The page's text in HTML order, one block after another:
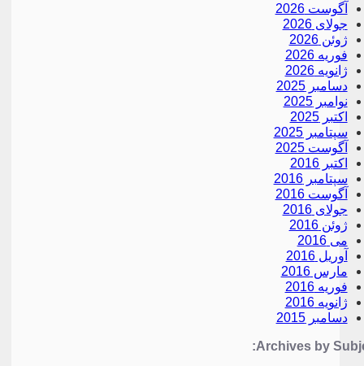
آگوست 2026
جولای 2026
ژوئن 2026
فوریه 2026
ژانویه 2026
دسامبر 2025
نوامبر 2025
اکتبر 2025
سپتامبر 2025
آگوست 2025
اکتبر 2016
سپتامبر 2016
آگوست 2016
جولای 2016
ژوئن 2016
می 2016
آوریل 2016
مارس 2016
فوریه 2016
ژانویه 2016
دسامبر 2015
Archives by